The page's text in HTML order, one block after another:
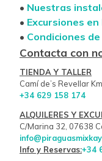
• Nuestras
• Excursiones en
• Condiciones
Contacta con
TIENDA Y TALLER
Camí de’s Revellar
+34 629 158 174
ALQUILERES Y
C/Marina 32, 07638
Info y Reservas:+34